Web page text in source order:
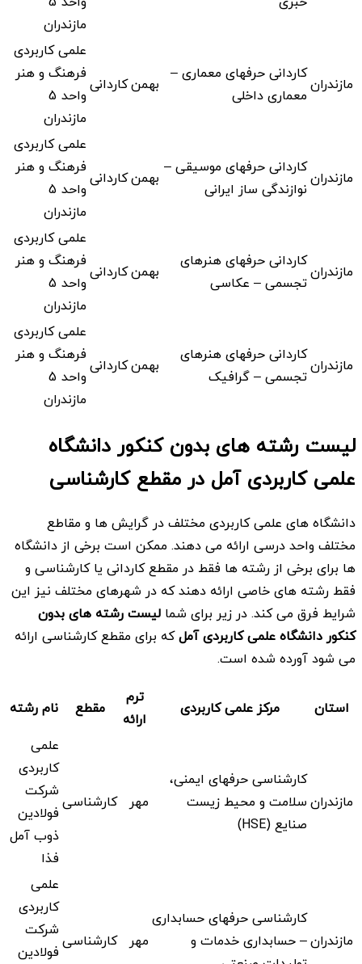
مازندران
مازندرانکاردانی حرفهای معماری –
معماری داخلی
بهمنکاردانی
علمی کاربردی
فرهنگ و هنر
واحد 5
مازندران
مازندرانکاردانی حرفهای موسیقی –
نوازندگی ساز ایرانی
بهمنکاردانی
علمی کاربردی
فرهنگ و هنر
واحد 5
مازندران
مازندرانکاردانی حرفهای هنرهای
تجسمی – عکاسی
بهمنکاردانی
علمی کاربردی
فرهنگ و هنر
واحد 5
مازندران
مازندرانکاردانی حرفهای هنرهای
تجسمی – گرافیک
بهمنکاردانی
علمی کاربردی
فرهنگ و هنر
واحد 5
مازندران
لیست رشته های بدون کنکور دانشگاه
علمی کاربردی آمل در مقطع کارشناسی
دانشگاه های علمی کاربردی مختلف در گرایش ها و مقاطع
مختلف واحد درسی ارائه می دهند. ممکن است برخی از دانشگاه
ها برای برخی از رشته ها فقط در مقطع کاردانی یا کارشناسی و
فقط رشته های خاصی ارائه دهند که در شهرهای مختلف نیز این
شرایط فرق می کند. در زیر برای شما لیست رشته های بدون
کنکوردانشگاه علمی کاربردیآملکه برای مقطع کارشناسی ارائه
می شود آورده شده است.
استان مرکز علمی کاربردی
ترم
ارائه
مقطع نام رشته
مازندران
کارشناسی حرفهای ایمنی،
سلامت و محیط زیست
صنایع (HSE)
مهر کارشناسی
علمی
کاربردی
شرکت
فولادین
ذوب آمل
فذا
مازندران
کارشناسی حرفهای حسابداری
– حسابداری خدمات و
مهر کارشناسی
علمی
کاربردی
شرکت
فولادین